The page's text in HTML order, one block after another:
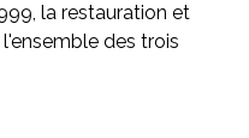
la restauration et
des trois